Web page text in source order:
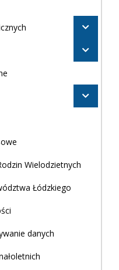
Wielodzietnych
Łódzkiego
danych